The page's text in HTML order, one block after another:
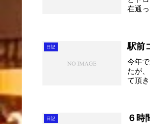
在通
日記 駅前
今年
たが
て頂
日記 ６時